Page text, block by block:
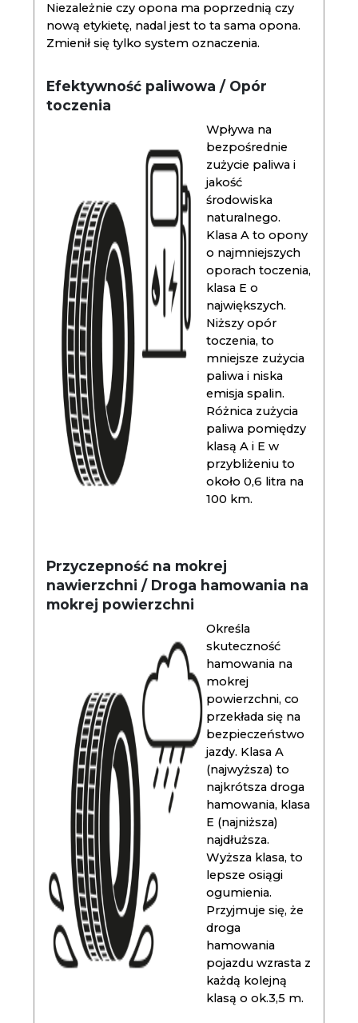
Niezależnie czy opona ma poprzednią czy
nową etykietę, nadal jest to ta sama opona.
Zmienił się tylko system oznaczenia.
Efektywność paliwowa / Opór
toczenia
Wpływa na
bezpośrednie
zużycie paliwa i
jakość
środowiska
naturalnego.
Klasa A to opony
o najmniejszych
oporach toczenia,
klasa E o
największych.
Niższy opór
toczenia, to
mniejsze zużycia
paliwa i niska
emisja spalin.
Różnica zużycia
paliwa pomiędzy
klasą A i E w
przybliżeniu to
około 0,6 litra na
100 km.
Przyczepność na mokrej
nawierzchni / Droga hamowania na
mokrej powierzchni
Określa
skuteczność
hamowania na
mokrej
powierzchni, co
przekłada się na
bezpieczeństwo
jazdy. Klasa A
(najwyższa) to
najkrótsza droga
hamowania, klasa
E (najniższa)
najdłuższa.
Wyższa klasa, to
lepsze osiągi
ogumienia.
Przyjmuje się, że
droga
hamowania
pojazdu wzrasta z
każdą kolejną
klasą o ok.3,5 m.